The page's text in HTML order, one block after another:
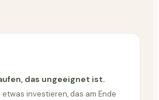
das ungeeignet ist.
investieren, das am Ende